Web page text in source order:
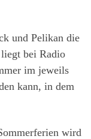
und Pelikan die
bei Radio
im jeweils
kann, in dem
wird